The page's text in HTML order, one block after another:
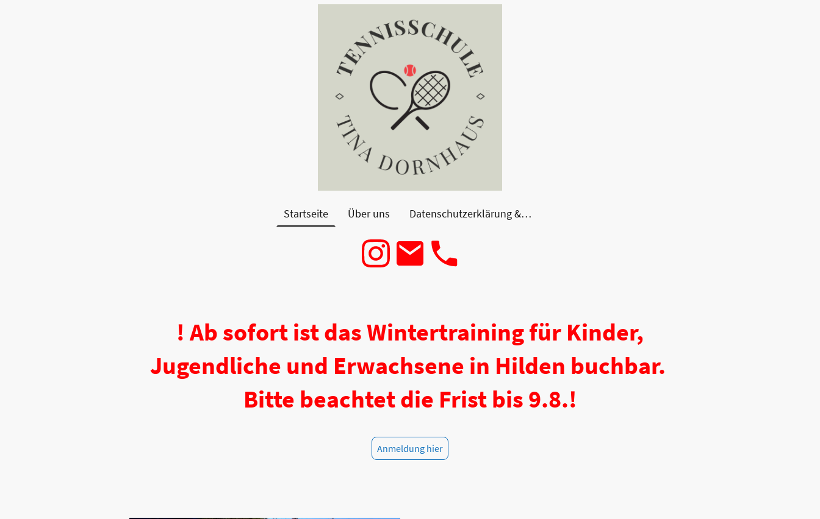
Startseite Über uns Datenschutzerklärung & Impressum
! Ab sofort ist das Wintertraining für Kinder,
Jugendliche und Erwachsene in Hilden buchbar.
Bitte beachtet die Frist bis 9.8.!
Anmeldung hier